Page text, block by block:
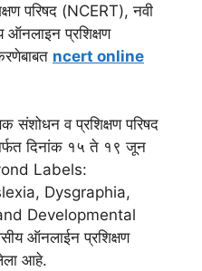
परिषद (NCERT), नवी
ऑनलाइन प्रशिक्षण
ncert online
संशोधन व प्रशिक्षण परिषद
दिनांक १५ ते १९ जून
Labels:
Dysgraphia,
Developmental
ऑनलाईन प्रशिक्षण
आहे.